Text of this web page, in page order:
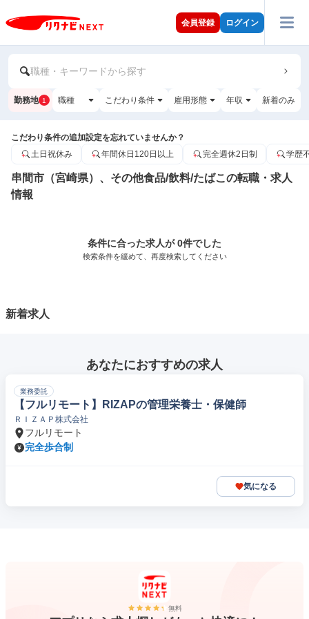
会員登録 ログイン
職種・キーワードから探す
勤務地 1 職種 こだわり条件 雇用形態 年収 新着のみ
こだわり条件の追加設定を忘れていませんか？
土日祝休み
年間休日120日以上 完全週休2日制 学歴
串間市（宮崎県）、その他食品/飲料/たばこの転職・求人
情報
条件に合った求人が 0件でした
検索条件を緩めて、再度検索してください
新着求人
あなたにおすすめの求人
業務委託
【フルリモート】RIZAPの管理栄養士・保健師
ＲＩＺＡＰ株式会社
フルリモート
完全歩合制
気になる
無料